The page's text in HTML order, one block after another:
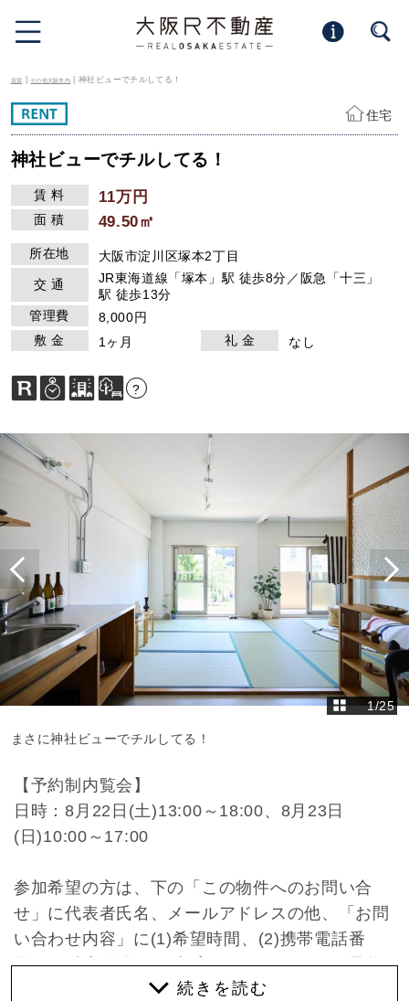
賃貸 |その他大阪市内 | 神社ビューでチルしてる！
住宅
神社ビューでチルしてる！
賃 料 11万円
面 積 49.50㎡
所在地
大阪市淀川区塚本2丁目
交 通
JR東海道線「塚本」駅 徒歩8分／阪急「十三」
駅 徒歩13分
管理費
8,000円
敷 金
1ヶ月 礼 金 なし
?
1/25
まさに神社ビューでチルしてる！
【予約制内覧会】
日時：8月22日(土)13:00～18:00、8月23日
(日)10:00～17:00
参加希望の方は、下の「この物件へのお問い合
せ」に代表者氏名、メールアドレスの他、「お問
い合わせ内容」に(1)希望時間、(2)携帯電話番
号、(3)参加人数 をご記入にて、メールでご予約
ください。担当の者からご連絡差し上げます。